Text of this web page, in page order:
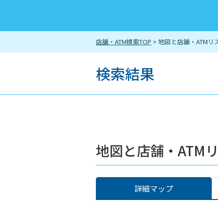
店舗・ATM検索TOP > 地図と店舗・ATMリ
検索結果
地図と店舗・ATM
詳細マップ